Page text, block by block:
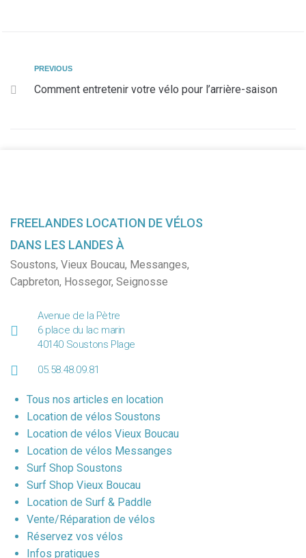
PREVIOUS
Comment entretenir votre vélo pour l’arrière-saison
FREELANDES LOCATION DE VÉLOS
DANS LES LANDES À
Soustons, Vieux Boucau, Messanges,
Capbreton, Hossegor, Seignosse
Avenue de la Pètre
6 place du lac marin
40140 Soustons Plage
05.58.48.09.81
Tous nos articles en location
Location de vélos Soustons
Location de vélos Vieux Boucau
Location de vélos Messanges
Surf Shop Soustons
Surf Shop Vieux Boucau
Location de Surf & Paddle
Vente/Réparation de vélos
Réservez vos vélos
Infos pratiques